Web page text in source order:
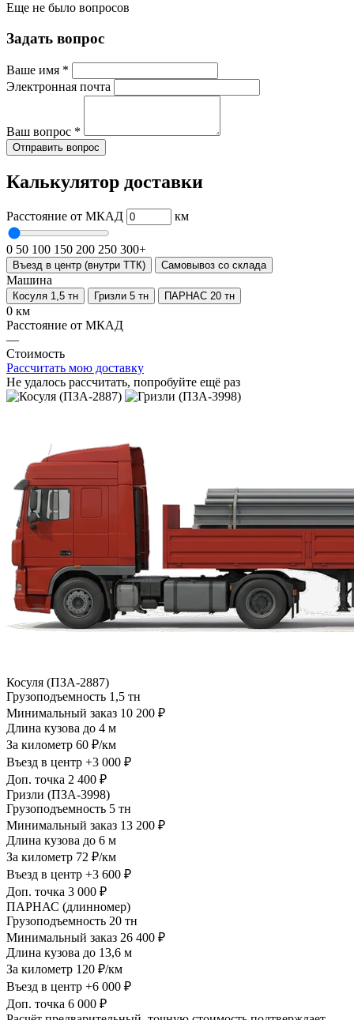
Еще не было вопросов
Задать вопрос
Ваше имя *
Электронная почта
Ваш вопрос *
Отправить вопрос
Калькулятор доставки
Расстояние от МКАД км
0 50 100 150 200 250 300+
Въезд в центр (внутри ТТК) Самовывоз со склада
Машина
Косуля 1,5 тн Гризли 5 тн ПАРНАС 20 тн
0 км
Расстояние от МКАД
—
Стоимость
Рассчитать мою доставку
Не удалось рассчитать, попробуйте ещё раз
Косуля (ПЗА-2887)
Грузоподъемность 1,5 тн
Минимальный заказ 10 200 ₽
Длина кузова до 4 м
За километр 60 ₽/км
Въезд в центр +3 000 ₽
Доп. точка 2 400 ₽
Гризли (ПЗА-3998)
Грузоподъемность 5 тн
Минимальный заказ 13 200 ₽
Длина кузова до 6 м
За километр 72 ₽/км
Въезд в центр +3 600 ₽
Доп. точка 3 000 ₽
ПАРНАС (длинномер)
Грузоподъемность 20 тн
Минимальный заказ 26 400 ₽
Длина кузова до 13,6 м
За километр 120 ₽/км
Въезд в центр +6 000 ₽
Доп. точка 6 000 ₽